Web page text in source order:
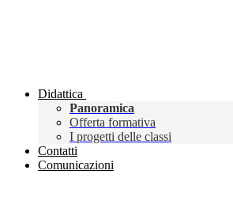
Didattica
Panoramica
Offerta formativa
I progetti delle classi
Contatti
Comunicazioni